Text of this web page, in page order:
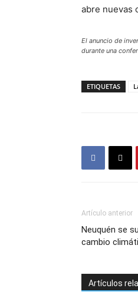
abre nuevas
El anuncio de
durante una
ETIQUETAS
Artículo anterior
Neuquén se
cambio
Artículos